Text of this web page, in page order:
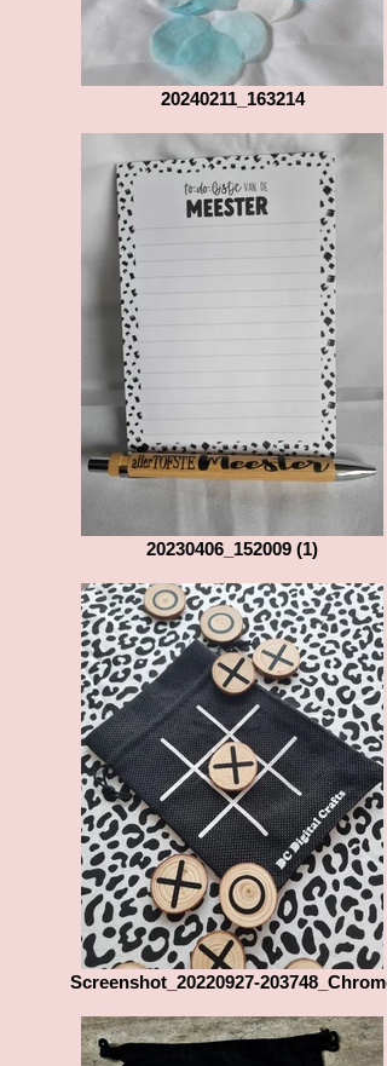
20240211_163214
20230406_152009 (1)
Screenshot_20220927-203748_Chrome